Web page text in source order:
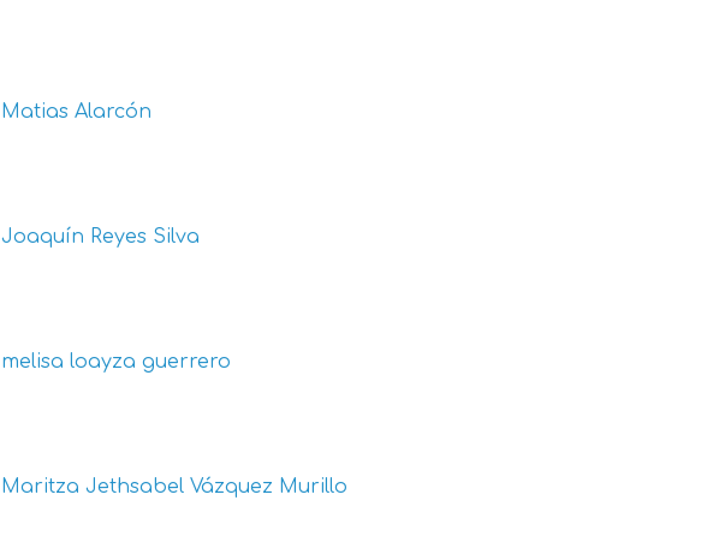
Matias Alarcón
Joaquín Reyes Silva
melisa loayza guerrero
Maritza Jethsabel Vázquez Murillo